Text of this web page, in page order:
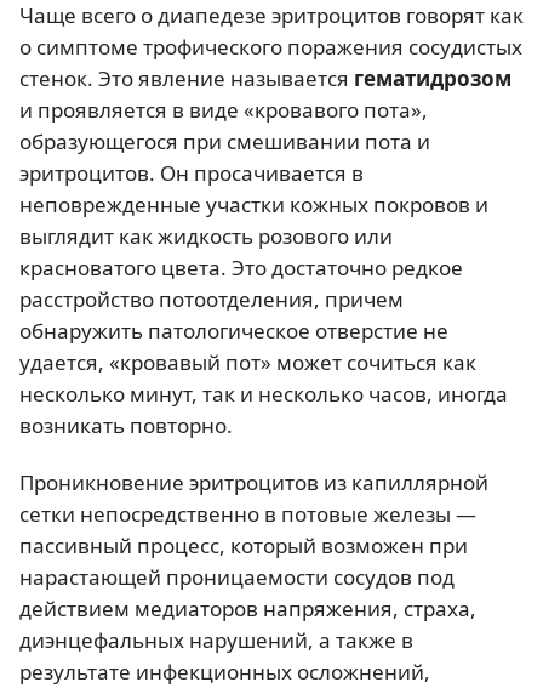
Чаще всего о диапедезе эритроцитов говорят как
о симптоме трофического поражения сосудистых
стенок. Это явление называется гематидрозом
и проявляется в виде «кровавого пота»,
образующегося при смешивании пота и
эритроцитов. Он просачивается в
неповрежденные участки кожных покровов и
выглядит как жидкость розового или
красноватого цвета. Это достаточно редкое
расстройство потоотделения, причем
обнаружить патологическое отверстие не
удается, «кровавый пот» может сочиться как
несколько минут, так и несколько часов, иногда
возникать повторно.
Проникновение эритроцитов из капиллярной
сетки непосредственно в потовые железы —
пассивный процесс, который возможен при
нарастающей проницаемости сосудов под
действием медиаторов напряжения, страха,
диэнцефальных нарушений, а также в
результате инфекционных осложнений,